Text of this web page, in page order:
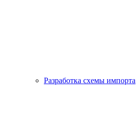
Разработка схемы импорта